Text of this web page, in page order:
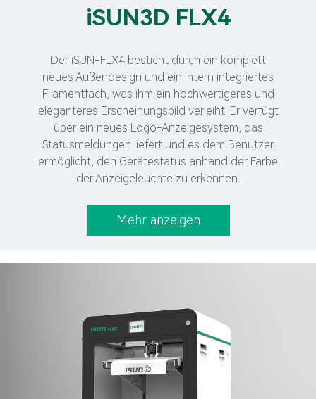
iSUN3D FLX4
Der iSUN-FLX4 besticht durch ein komplett
neues Außendesign und ein intern integriertes
Filamentfach, was ihm ein hochwertigeres und
eleganteres Erscheinungsbild verleiht. Er verfügt
über ein neues Logo-Anzeigesystem, das
Statusmeldungen liefert und es dem Benutzer
ermöglicht, den Gerätestatus anhand der Farbe
der Anzeigeleuchte zu erkennen.
Mehr anzeigen